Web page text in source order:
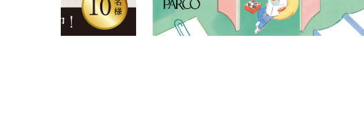
PARCOメンバーズ